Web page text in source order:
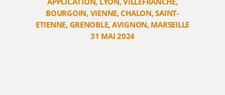
BOURGOIN, VIENNE,CHALON,SAINT-
ETIENNE, GRENOBLE, AVIGNON, MARSEILLE
31 MAI 2024